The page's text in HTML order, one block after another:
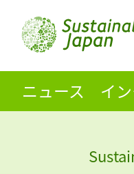
ニュース イ